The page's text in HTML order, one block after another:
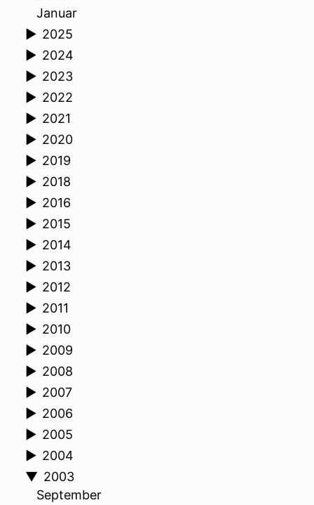
Januar
► 2025
► 2024
► 2023
► 2022
► 2021
► 2020
► 2019
► 2018
► 2016
► 2015
► 2014
► 2013
► 2012
► 2011
► 2010
► 2009
► 2008
► 2007
► 2006
► 2005
► 2004
▼ 2003
September